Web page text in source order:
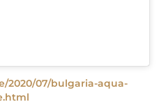
2020/07/bulgaria-aqua-